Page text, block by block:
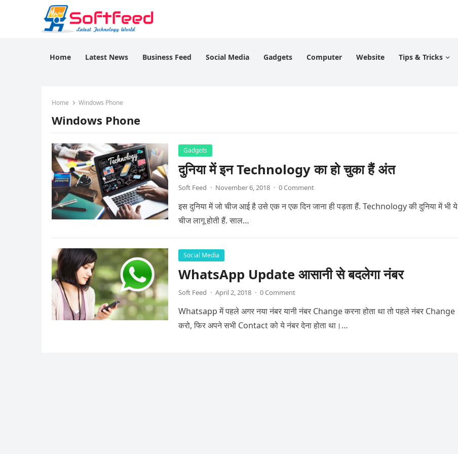
Home Latest News Business Feed Social Media Gadgets Computer Website Tips & Tricks
Home Windows Phone
Windows Phone
Gadgets
दुनिया में इन Technology का हो चुका हैं अंत
Soft Feed · November 6, 2018 · 0 Comment
इस दुनिया में जो चीज आई है उसे एक न एक दिन जाना ही पड़ता हैं. Technology की दुनिया में भी ये
चीज लागू होती हैं. साल…
Social Media
WhatsApp Update आसानी से बदलेगा नंबर
Soft Feed · April 2, 2018 · 0 Comment
Whatsapp में पहले अगर नया नंबर यानी नंबर Change करना होता था तो पहले नंबर Change
करो, फिर अपने सभी Contact को ये नंबर देना होता था।…